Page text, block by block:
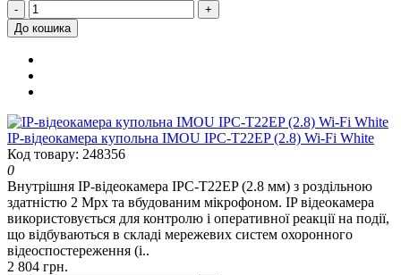
-
+
До кошика
IP-відеокамера купольна IMOU IPC-T22EP (2.8) Wi-Fi White
Код товару: 248356
0
Внутрішня IP-відеокамера IPC-T22EP (2.8 мм) з роздільною
здатністю 2 Mpx та вбудованим мікрофоном. IP відеокамера
використовується для контролю і оперативної реакції на події,
що відбуваються в складі мережевих систем охоронного
відеоспостереження (i..
2 804 грн.